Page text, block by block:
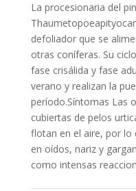
La procesionaria del
defoliador que se
otras coníferas. Su
fase crisálida y fase
verano y realizan la
período.Síntomas Las
cubiertas de pelos
flotan en el aire, por lo
en oídos, nariz y
como intensas